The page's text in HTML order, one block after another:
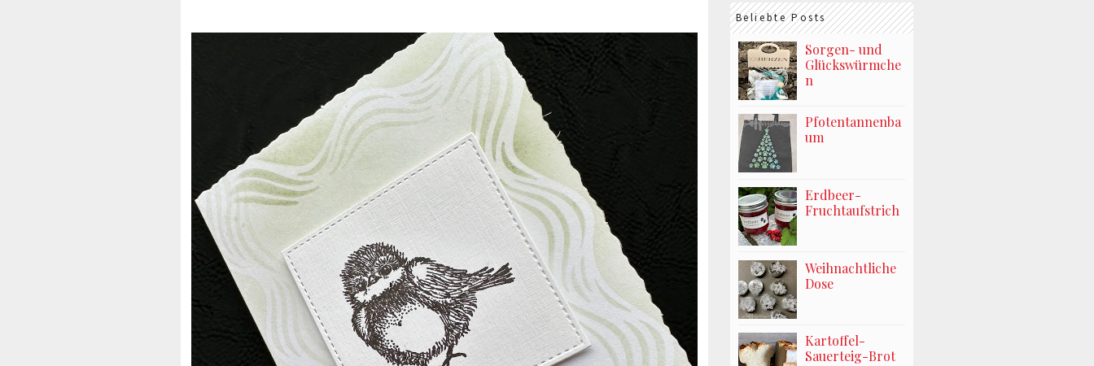
Beliebte Posts
Sorgen- und
Glückswürmche
n
Pfotentannenba
um
Erdbeer-
Fruchtaufstrich
Weihnachtliche
Dose
Kartoffel-
Sauerteig-Brot